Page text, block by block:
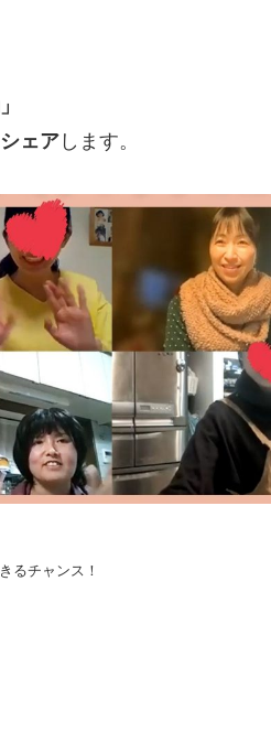
ェアします。
るチャンス！